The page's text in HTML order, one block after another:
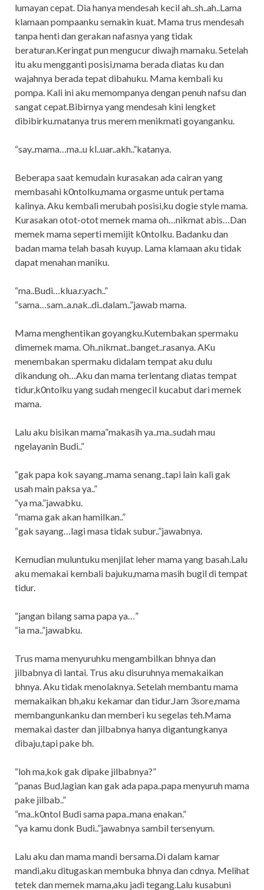
lumayan cepat. Dia hanya mendesah kecil ah..sh..ah..Lama
klamaan pompaanku semakin kuat. Mama trus mendesah
tanpa henti dan gerakan nafasnya yang tidak
beraturan.Keringat pun mengucur diwajh mamaku. Setelah
itu aku mengganti posisi,mama berada diatas ku dan
wajahnya berada tepat dibahuku. Mama kembali ku
pompa. Kali ini aku memompanya dengan penuh nafsu dan
sangat cepat.Bibirnya yang mendesah kini lengket
dibibirku.matanya trus merem menikmati goyanganku.
“say..mama…ma..u kl..uar..akh..”katanya.
Beberapa saat kemudain kurasakan ada cairan yang
membasahi k0ntolku,mama orgasme untuk pertama
kalinya. Aku kembali merubah posisi,ku dogie style mama.
Kurasakan otot-otot memek mama oh…nikmat abis…Dan
memek mama seperti memijit k0ntolku. Badanku dan
badan mama telah basah kuyup. Lama klamaan aku tidak
dapat menahan maniku.
“ma..Budi…klua.r.yach..”
“sama…sam..a.nak..di..dalam..”jawab mama.
Mama menghentikan goyangku.Kutembakan spermaku
dimemek mama. Oh..nikmat..banget..rasanya. AKu
menembakan spermaku didalam tempat aku dulu
dikandung oh…Aku dan mama terlentang diatas tempat
tidur,k0ntolku yang sudah mengecil kucabut dari memek
mama.
Lalu aku bisikan mama”makasih ya..ma..sudah mau
ngelayanin Budi..”
“gak papa kok sayang..mama senang..tapi lain kali gak
usah main paksa ya..”
“ya ma.”jawabku.
“mama gak akan hamilkan..”
“gak sayang…lagi masa tidak subur..”jawabnya.
Kemudian muluntuku menjilat leher mama yang basah.Lalu
aku memakai kembali bajuku,mama masih bugil di tempat
tidur.
“jangan bilang sama papa ya…”
“ia ma..”jawabku.
Trus mama menyuruhku mengambilkan bhnya dan
jilbabnya di lantai. Trus aku disuruhnya memakaikan
bhnya. Aku tidak menolaknya. Setelah membantu mama
memakaikan bh,aku kekamar dan tidur.Jam 3sore,mama
membangunkanku dan memberi ku segelas teh.Mama
memakai daster dan jilbabnya hanya digantungkanya
dibaju,tapi pake bh.
“loh ma,kok gak dipake jilbabnya?”
“panas Bud,lagian kan gak ada papa..papa menyuruh mama
pake jilbab..”
“ma..k0ntol Budi sama papa..mana enakan.”
“ya kamu donk Budi..”jawabnya sambil tersenyum.
Lalu aku dan mama mandi bersama.Di dalam kamar
mandi,aku ditugaskan membuka bhnya dan cdnya. Melihat
tetek dan memek mama,aku jadi tegang.Lalu kusabuni